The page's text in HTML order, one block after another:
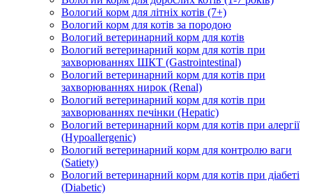
Вологий корм для літніх котів (7+)
Вологий корм для котів за породою
Вологий ветеринарний корм для котів
Вологий ветеринарний корм для котів при
захворюваннях ШКТ (Gastrointestinal)
Вологий ветеринарний корм для котів при
захворюваннях нирок (Renal)
Вологий ветеринарний корм для котів при
захворюваннях печінки (Hepatic)
Вологий ветеринарний корм для котів при алергії
(Hypoallergenic)
Вологий ветеринарний корм для контролю ваги
(Satiety)
Вологий ветеринарний корм для котів при діабеті
(Diabetic)